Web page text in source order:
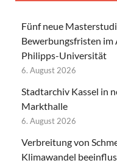
Fünf neue
Bewerbungsfristen im
Philipps-Universität
6. August 2026
Stadtarchiv Kassel in
Markthalle
6. August 2026
Verbreitung von
Klimawandel